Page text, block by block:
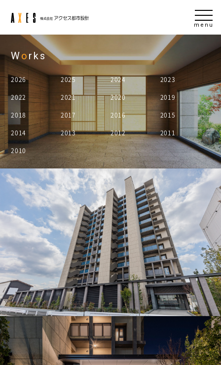
menu
Wo rks
2026 2025 2024 2023
2022 2021 2020 2019
2018 2017 2016 2015
2014 2013 2012 2011
2010